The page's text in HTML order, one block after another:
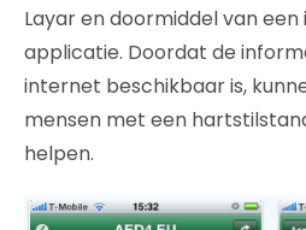
Layar en doormiddel van een
applicatie. Doordat de
internet beschikbaar is,
mensen met een
helpen.